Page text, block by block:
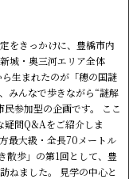
をきっかけに、豊橋市内
城・奥三河エリア全体
生まれたのが「穂の国謎
みんなで歩きながら“謎解
参加型の企画です。 ここ
疑問Q&Aをご紹介しま
最大級・全長70メートル
歩」の第1回として、豊
ねました。 見学の中心と